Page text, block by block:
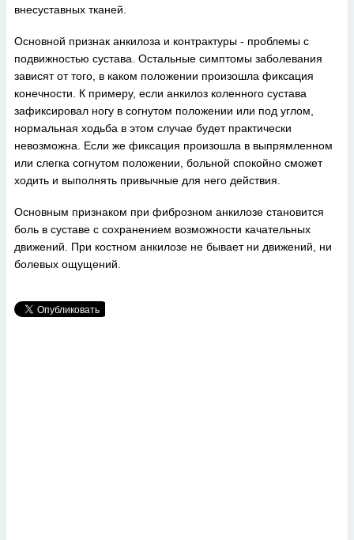
внесуставных тканей.
Основной признак анкилоза и контрактуры - проблемы с
подвижностью сустава. Остальные симптомы заболевания
зависят от того, в каком положении произошла фиксация
конечности. К примеру, если анкилоз коленного сустава
зафиксировал ногу в согнутом положении или под углом,
нормальная ходьба в этом случае будет практически
невозможна. Если же фиксация произошла в выпрямленном
или слегка согнутом положении, больной спокойно сможет
ходить и выполнять привычные для него действия.
Основным признаком при фиброзном анкилозе становится
боль в суставе с сохранением возможности качательных
движений. При костном анкилозе не бывает ни движений, ни
болевых ощущений.